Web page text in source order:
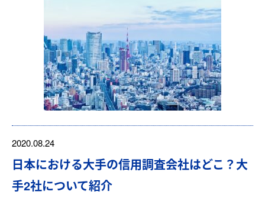
2020.08.24
日本における大手の信用調査会社はどこ？大
手2社について紹介